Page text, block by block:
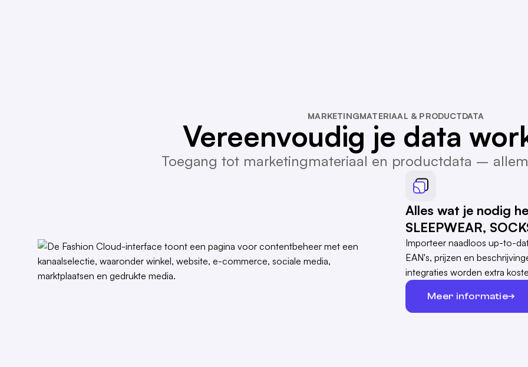
MARKETINGMATERIAAL & PRODUCTDATA
Vereenvoudig je data
Toegang tot marketingmateriaal en productdata –
Alles wat je nodig
SLEEPWEAR,
Importeer naadloos up-to-
EAN's, prijzen en
integraties worden extra
Meer informatie